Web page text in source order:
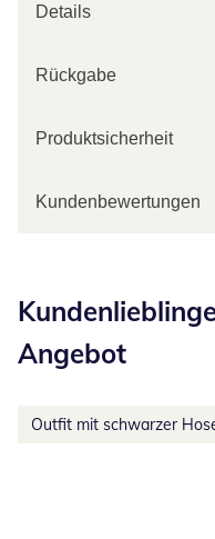
Details
Rückgabe
Produktsicherheit
Kundenbewertungen
Angebot
Outfit mit schwarzer